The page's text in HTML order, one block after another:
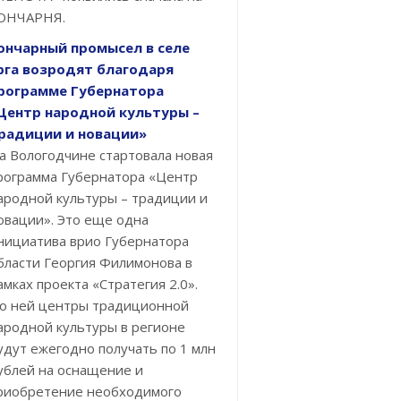
промысел в селе
возродят благодаря
Губернатора
народной культуры –
и новации»
Вологодчине стартовала новая
Губернатора «Центр
культуры – традиции и
Это еще одна
врио Губернатора
Георгия Филимонова в
проекта «Стратегия 2.0».
ней центры традиционной
культуры в регионе
ежегодно получать по 1 млн
на оснащение и
необходимого